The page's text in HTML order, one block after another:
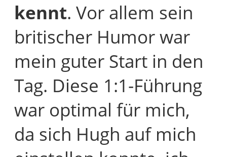
kennt. Vor allem sein
britischer Humor war
mein guter Start in den
Tag. Diese 1:1-Führung
war optimal für mich,
da sich Hugh auf mich